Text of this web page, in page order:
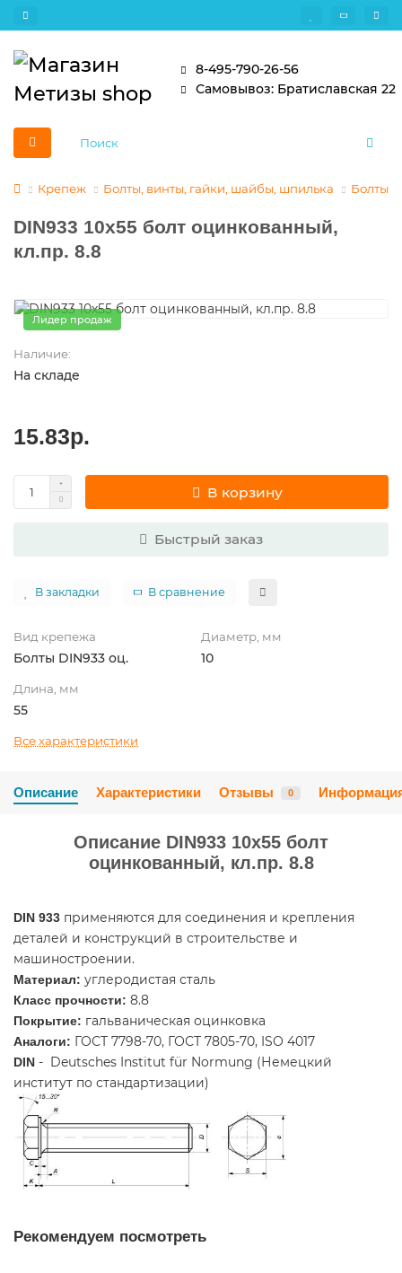
8-495-790-26-56
Самовывоз: Братиславская 22
Крепеж Болты, винты, гайки, шайбы, шпилька Болты
DIN933 10х55 болт оцинкованный,
кл.пр. 8.8
Лидер продаж
Наличие:
На складе
15.83р.
В корзину
Быстрый заказ
В закладки В сравнение
Вид крепежа
Болты DIN933 оц.
Диаметр, мм
10
Длина, мм
55
Все характеристики
Описание Характеристики Отзывы 0
Описание DIN933 10х55 болт
оцинкованный, кл.пр. 8.8
DIN 933 применяются для соединения и крепления
деталей и конструкций в строительстве и
машиностроении.
Материал: углеродистая сталь
Класс прочности: 8.8
Покрытие: гальваническая оцинковка
Аналоги: ГОСТ 7798-70, ГОСТ 7805-70, ISO 4017
DIN - Deutsches Institut für Normung (Немецкий
институт по стандартизации)
Рекомендуем посмотреть